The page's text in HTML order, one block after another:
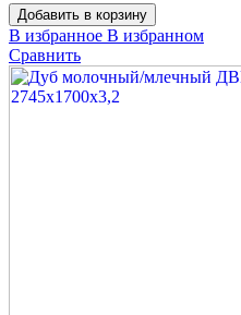
Добавить в корзину
В избранное В избранном
Сравнить